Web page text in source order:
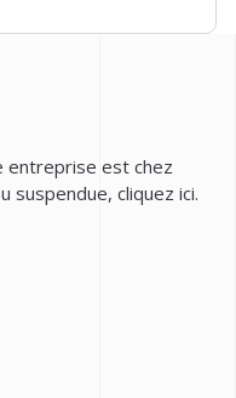
entreprise est chez
suspendue, cliquez ici.